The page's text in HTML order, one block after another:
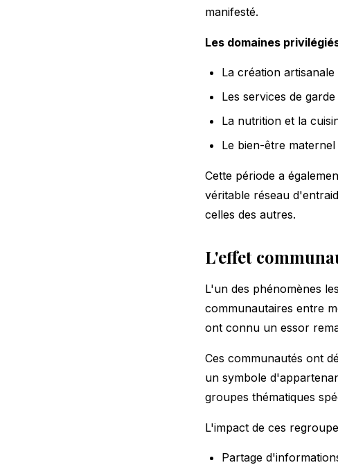
manifesté.
Les domaines
La création
Les services de
La nutrition et la
Le bien-être
Cette période a
véritable réseau
celles des autres.
L'effet
L'un des phénomènes
communautaires entre
ont connu un essor
Ces communautés ont
un symbole
groupes thématiques
L'impact de ces
Partage